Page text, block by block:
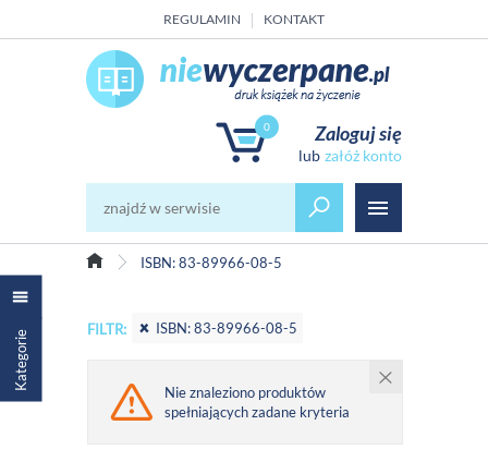
REGULAMIN KONTAKT
0 Zaloguj się
załóż konto
ISBN: 83-89966-08-5
Kategorie FILTR: ISBN: 83-89966-08-5
Nie znaleziono produktów
spełniających zadane kryteria